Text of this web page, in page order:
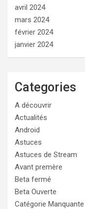
avril 2024
mars 2024
février 2024
janvier 2024
Categories
A découvrir
Actualités
Android
Astuces
Astuces de Stream
Avant premère
Beta fermé
Beta Ouverte
Catégorie Manquante